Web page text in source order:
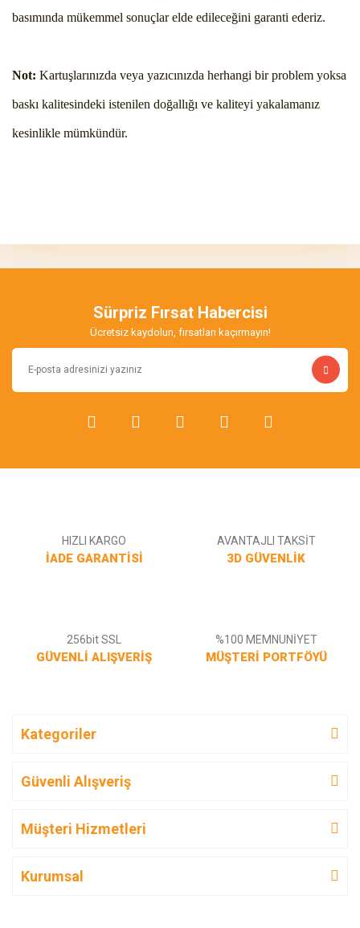
basımında mükemmel sonuçlar elde edileceğini garanti ederiz.
Not: Kartuşlarınızda veya yazıcınızda herhangi bir problem yoksa
baskı kalitesindeki istenilen doğallığı ve kaliteyi yakalamanız
kesinlikle mümkündür.
Yorum Yaz
Ürün bilgilerinde hatalar bulunuyor.
Ürün fiyatı diğer sitelerden daha pahalı.
Bu ürüne benzer farklı alternatifler olmalı.
Sürpriz Fırsat Habercisi
Ücretsiz kaydolun, fırsatları kaçırmayın!
HIZLI KARGO
İADE GARANTİSİ
AVANTAJLI TAKSİT
3D GÜVENLİK
256bit SSL
GÜVENLİ ALIŞVERİŞ
%100 MEMNUNİYET
MÜŞTERİ PORTFÖYÜ
Kategoriler
Güvenli Alışveriş
Müşteri Hizmetleri
Kurumsal